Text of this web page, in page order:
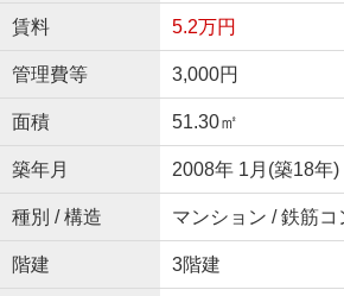
賃料 5.2万円
管理費等 3,000円
面積 51.30㎡
築年月 2008年 1月(築18年)
種別 / 構造 マンション / 鉄筋コ
階建 3階建